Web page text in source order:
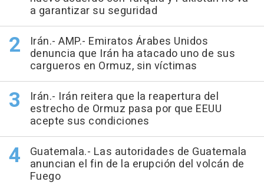
a garantizar su seguridad
Irán.- AMP.- Emiratos Árabes Unidos
denuncia que Irán ha atacado uno de sus
cargueros en Ormuz, sin víctimas
Irán.- Irán reitera que la reapertura del
estrecho de Ormuz pasa por que EEUU
acepte sus condiciones
Guatemala.- Las autoridades de Guatemala
anuncian el fin de la erupción del volcán de
Fuego